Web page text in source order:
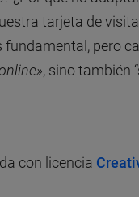
tarjeta de
fundamental, pero
, sino también
con licencia